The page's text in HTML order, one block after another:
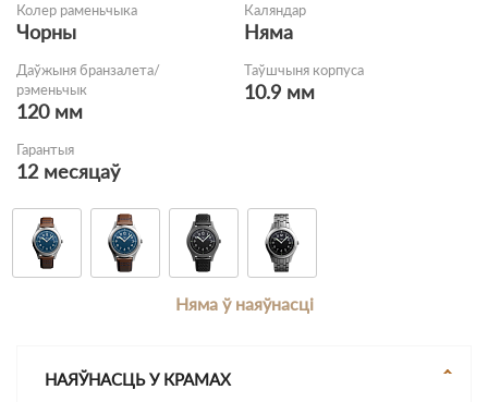
Колер раменьчыка
Чорны
Каляндар
Няма
Даўжыня бранзалета/
рэменьчык
120 мм
Таўшчыня корпуса
10.9 мм
Гарантыя
12 месяцаў
Няма ў наяўнасці
НАЯЎНАСЦЬ У КРАМАХ